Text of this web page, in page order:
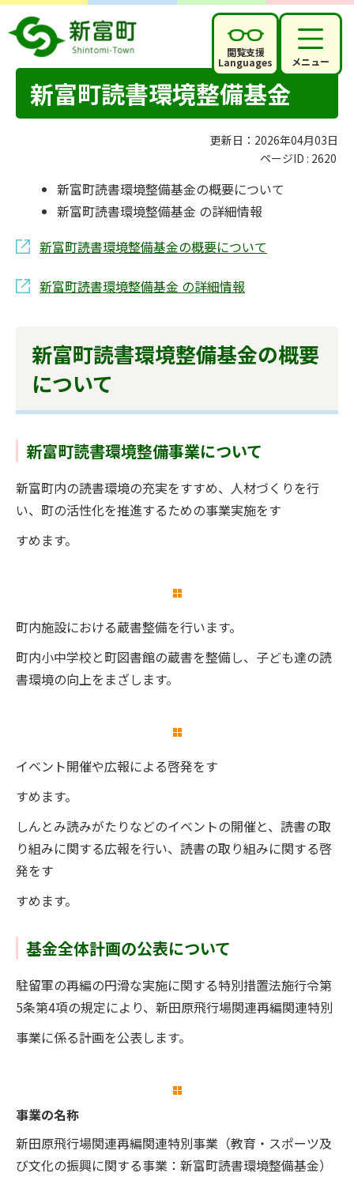
閲覧支援
Languages メニュー
新富町読書環境整備基金
更新日：2026年04月03日
ページID : 2620
新富町読書環境整備基金の概要について
新富町読書環境整備基金 の詳細情報
新富町読書環境整備基金の概要について
新富町読書環境整備基金 の詳細情報
新富町読書環境整備基金の概要
について
新富町読書環境整備事業について
新富町内の読書環境の充実をすすめ、人材づくりを行
い、町の活性化を推進するための事業実施をす
すめます。
町内施設における蔵書整備を行います。
町内小中学校と町図書館の蔵書を整備し、子ども達の読
書環境の向上をまざします。
イベント開催や広報による啓発をす
すめます。
しんとみ読みがたりなどのイベントの開催と、読書の取
り組みに関する広報を行い、読書の取り組みに関する啓
発をす
すめます。
基金全体計画の公表について
駐留軍の再編の円滑な実施に関する特別措置法施行令第
5条第4項の規定により、新田原飛行場関連再編関連特別
事業に係る計画を公表します。
事業の名称
新田原飛行場関連再編関連特別事業（教育・スポーツ及
び文化の振興に関する事業：新富町読書環境整備基金）